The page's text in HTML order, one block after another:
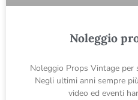
Noleggio
Noleggio Props Vintage per
Negli ultimi anni sempre
video ed eventi